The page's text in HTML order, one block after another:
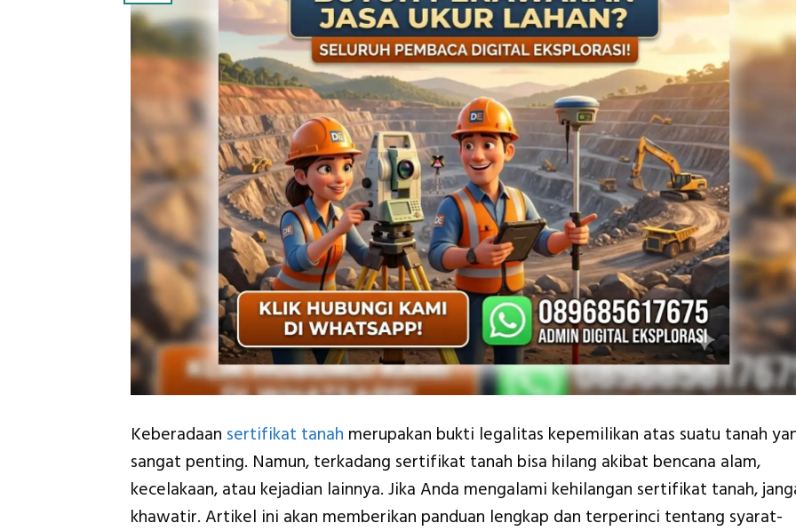
Keberadaan sertifikat tanah merupakan bukti legalitas kepemilikan atas suatu tanah
sangat penting. Namun, terkadang sertifikat tanah bisa hilang akibat bencana alam,
kecelakaan, atau kejadian lainnya. Jika Anda mengalami kehilangan sertifikat tanah,
khawatir. Artikel ini akan memberikan panduan lengkap dan terperinci tentang syarat-